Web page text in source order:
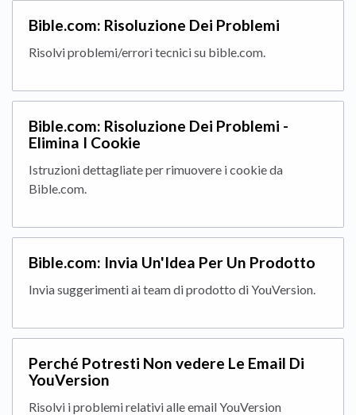
Bible.com: Risoluzione Dei Problemi
Risolvi problemi/errori tecnici su bible.com.
Bible.com: Risoluzione Dei Problemi -
Elimina I Cookie
Istruzioni dettagliate per rimuovere i cookie da
Bible.com.
Bible.com: Invia Un'Idea Per Un Prodotto
Invia suggerimenti ai team di prodotto di YouVersion.
Perché Potresti Non vedere Le Email Di
YouVersion
Risolvi i problemi relativi alle email YouVersion